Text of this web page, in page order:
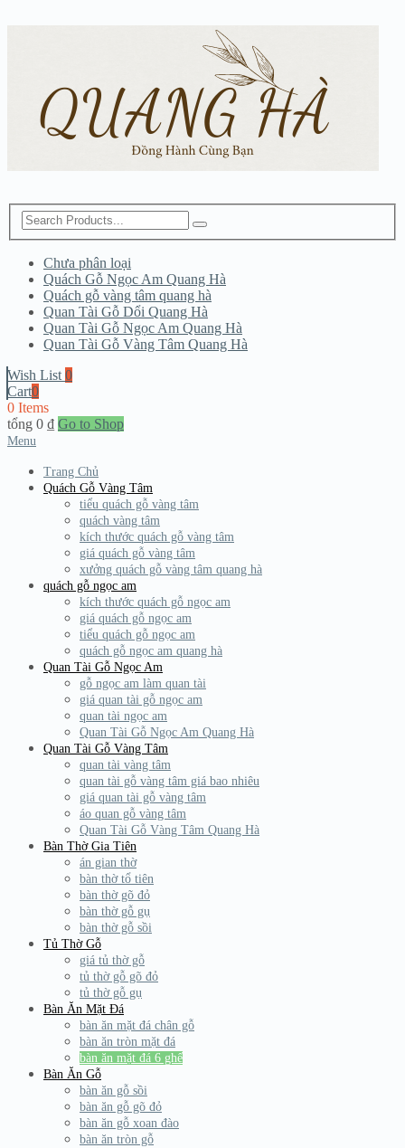
Chưa phân loại
Quách Gỗ Ngọc Am Quang Hà
Quách gỗ vàng tâm quang hà
Quan Tài Gỗ Dổi Quang Hà
Quan Tài Gỗ Ngọc Am Quang Hà
Quan Tài Gỗ Vàng Tâm Quang Hà
Wish List 0
Cart0
0 Items
tổng 0 ₫ Go to Shop
Menu
Trang Chủ
Quách Gỗ Vàng Tâm
tiểu quách gỗ vàng tâm
quách vàng tâm
kích thước quách gỗ vàng tâm
giá quách gỗ vàng tâm
xưởng quách gỗ vàng tâm quang hà
quách gỗ ngọc am
kích thước quách gỗ ngọc am
giá quách gỗ ngọc am
tiểu quách gỗ ngọc am
quách gỗ ngọc am quang hà
Quan Tài Gỗ Ngọc Am
gỗ ngọc am làm quan tài
giá quan tài gỗ ngọc am
quan tài ngọc am
Quan Tài Gỗ Ngọc Am Quang Hà
Quan Tài Gỗ Vàng Tâm
quan tài vàng tâm
quan tài gỗ vàng tâm giá bao nhiêu
giá quan tài gỗ vàng tâm
áo quan gỗ vàng tâm
Quan Tài Gỗ Vàng Tâm Quang Hà
Bàn Thờ Gia Tiên
án gian thờ
bàn thờ tổ tiên
bàn thờ gõ đỏ
bàn thờ gỗ gụ
bàn thờ gỗ sồi
Tủ Thờ Gỗ
giá tủ thờ gỗ
tủ thờ gỗ gõ đỏ
tủ thờ gỗ gụ
Bàn Ăn Mặt Đá
bàn ăn mặt đá chân gỗ
bàn ăn tròn mặt đá
bàn ăn mặt đá 6 ghế
Bàn Ăn Gỗ
bàn ăn gỗ sồi
bàn ăn gỗ gõ đỏ
bàn ăn gỗ xoan đào
bàn ăn tròn gỗ